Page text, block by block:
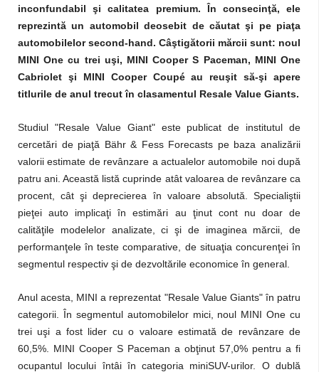
inconfundabil şi calitatea premium. În consecinţă, ele
reprezintă un automobil deosebit de căutat şi pe piaţa
automobilelor second-hand. Câştigătorii mărcii sunt: noul
MINI One cu trei uşi, MINI Cooper S Paceman, MINI One
Cabriolet şi MINI Cooper Coupé au reuşit să-şi apere
titlurile de anul trecut în clasamentul Resale Value Giants.
Studiul "Resale Value Giant" este publicat de institutul de
cercetări de piaţă Bähr & Fess Forecasts pe baza analizării
valorii estimate de revânzare a actualelor automobile noi după
patru ani. Această listă cuprinde atât valoarea de revânzare ca
procent, cât şi deprecierea în valoare absolută. Specialiştii
pieţei auto implicaţi în estimări au ţinut cont nu doar de
calităţile modelelor analizate, ci şi de imaginea mărcii, de
performanţele în teste comparative, de situaţia concurenţei în
segmentul respectiv şi de dezvoltările economice în general.
Anul acesta, MINI a reprezentat "Resale Value Giants" în patru
categorii. În segmentul automobilelor mici, noul MINI One cu
trei uşi a fost lider cu o valoare estimată de revânzare de
60,5%. MINI Cooper S Paceman a obţinut 57,0% pentru a fi
ocupantul locului întâi în categoria miniSUV-urilor. O dublă